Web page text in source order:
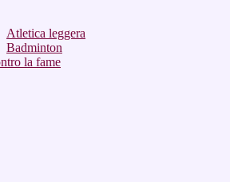
Atletica leggera
Badminton
la fame